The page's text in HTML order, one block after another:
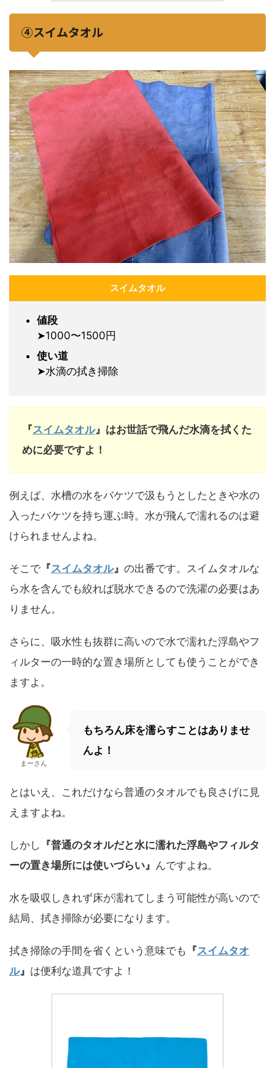
④スイムタオル
スイムタオル
値段
➤1000〜1500円
使い道
➤水滴の拭き掃除
『スイムタオル』 はお世話で飛んだ水滴を拭くた
めに必要ですよ！
例えば、水槽の水をバケツで汲もうとしたときや水の
入ったバケツを持ち運ぶ時。 水が飛んで濡れるのは避
けられませんよね。
そこで 『スイムタオル』 の出番です。
スイムタオルな
ら水を含んでも絞れば脱水できるので洗濯の必要はあ
りません。
さらに、吸水性も抜群に高いので水で濡れた浮島やフ
ィルターの一時的な置き場所としても使うことができ
ますよ。
まーさん
もちろん床を濡らすことはありませ
んよ！
とはいえ、これだけなら普通のタオルでも良さげに見
えますよね。
しかし 『普通のタオルだと水に濡れた浮島やフィルタ
ーの置き場所には使いづらい』 んですよね。
水を吸収しきれず床が濡れてしまう可能性が高いので
結局、 拭き掃除が必要になります。
拭き掃除の手間を省くという意味でも 『スイムタオ
ル』 は便利な道具ですよ！